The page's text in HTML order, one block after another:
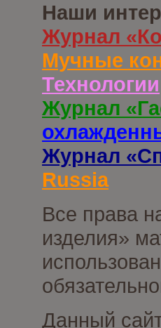
Наши
Журнал
Мучные
Технологии
Журнал
Журнал
Russia
Все права
изделия»
Данный